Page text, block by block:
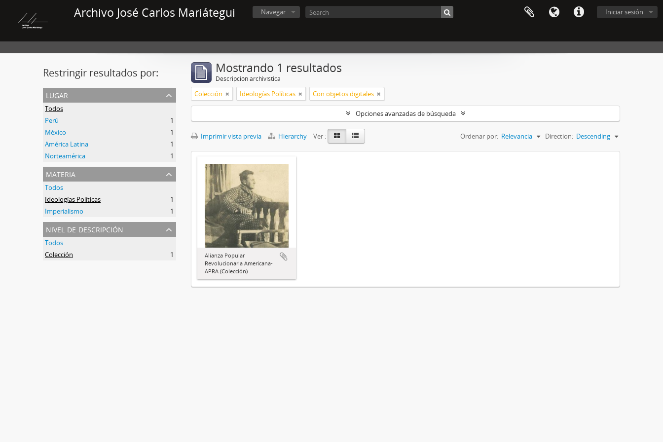
Archivo José Carlos Mariátegui Iniciar sesión
Navegar
Restringir resultados por:
lugar
Todos
Perú
1
México
1
América Latina
1
Norteamérica
1
materia
Todos
Ideologías Políticas
1
Imperialismo
1
nivel de descripción
Todos
Colección
1
Mostrando 1 resultados
Descripción archivística
Colección Ideologías Políticas Con objetos digitales
Opciones avanzadas de búsqueda
Imprimir vista previa Hierarchy Ver : Ordenar por: Relevancia Direction: Descending
Alianza Popular
Revolucionaria Americana-
APRA (Colección)